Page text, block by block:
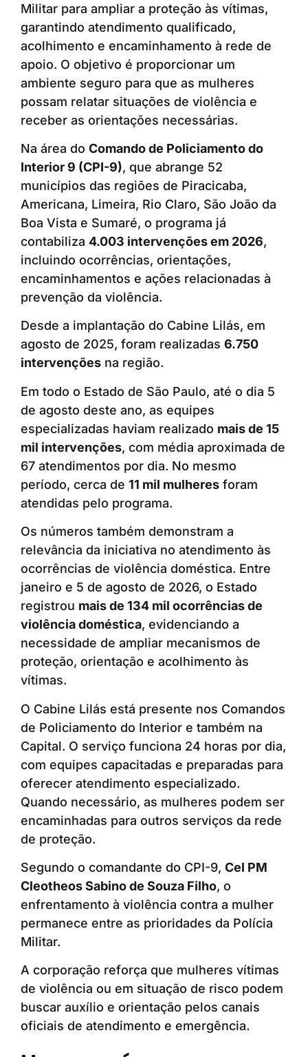
Militar para ampliar a proteção às vítimas,
garantindo atendimento qualificado,
acolhimento e encaminhamento à rede de
apoio. O objetivo é proporcionar um
ambiente seguro para que as mulheres
possam relatar situações de violência e
receber as orientações necessárias.
Na área do Comando de Policiamento do
Interior 9 (CPI-9), que abrange 52
municípios das regiões de Piracicaba,
Americana, Limeira, Rio Claro, São João da
Boa Vista e Sumaré, o programa já
contabiliza 4.003 intervenções em 2026,
incluindo ocorrências, orientações,
encaminhamentos e ações relacionadas à
prevenção da violência.
Desde a implantação do Cabine Lilás, em
agosto de 2025, foram realizadas 6.750
intervenções na região.
Em todo o Estado de São Paulo, até o dia 5
de agosto deste ano, as equipes
especializadas haviam realizado mais de 15
mil intervenções, com média aproximada de
67 atendimentos por dia. No mesmo
período, cerca de 11 mil mulheres foram
atendidas pelo programa.
Os números também demonstram a
relevância da iniciativa no atendimento às
ocorrências de violência doméstica. Entre
janeiro e 5 de agosto de 2026, o Estado
registrou mais de 134 mil ocorrências de
violência doméstica, evidenciando a
necessidade de ampliar mecanismos de
proteção, orientação e acolhimento às
vítimas.
O Cabine Lilás está presente nos Comandos
de Policiamento do Interior e também na
Capital. O serviço funciona 24 horas por dia,
com equipes capacitadas e preparadas para
oferecer atendimento especializado.
Quando necessário, as mulheres podem ser
encaminhadas para outros serviços da rede
de proteção.
Segundo o comandante do CPI-9, Cel PM
Cleotheos Sabino de Souza Filho, o
enfrentamento à violência contra a mulher
permanece entre as prioridades da Polícia
Militar.
A corporação reforça que mulheres vítimas
de violência ou em situação de risco podem
buscar auxílio e orientação pelos canais
oficiais de atendimento e emergência.